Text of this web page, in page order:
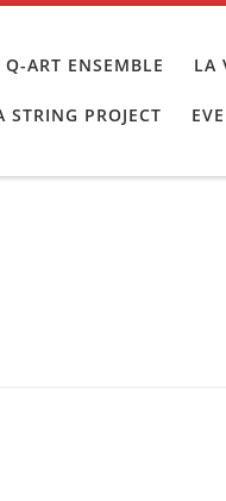
ART ENSEMBLE LA
STRING PROJECT